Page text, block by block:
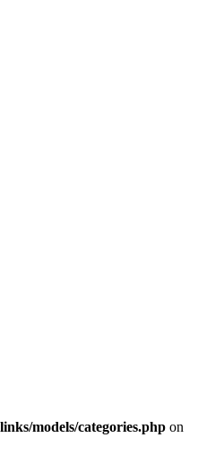
models/categories.php on